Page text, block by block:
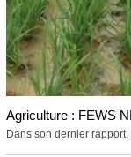
Agriculture : FEWS
Dans son dernier